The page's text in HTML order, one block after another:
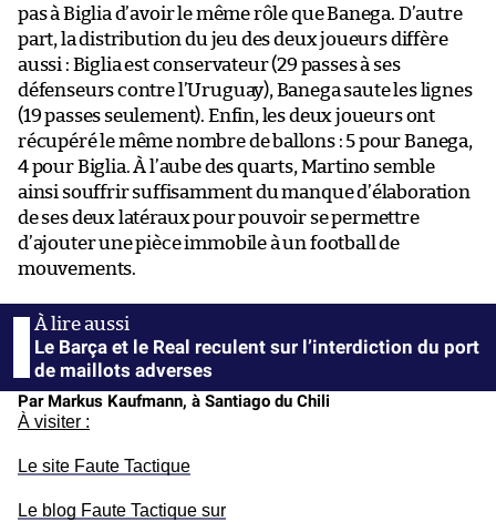
pas à Biglia d’avoir le même rôle que Banega. D’autre
part, la distribution du jeu des deux joueurs diffère
aussi : Biglia est conservateur (29 passes à ses
défenseurs contre l’Uruguay), Banega saute les lignes
(19 passes seulement). Enfin, les deux joueurs ont
récupéré le même nombre de ballons : 5 pour Banega,
4 pour Biglia. À l’aube des quarts, Martino semble
ainsi souffrir suffisamment du manque d’élaboration
de ses deux latéraux pour pouvoir se permettre
d’ajouter une pièce immobile à un football de
mouvements.
Le Barça et le Real reculent sur l’interdiction du port
de maillots adverses
Par Markus Kaufmann, à Santiago du Chili
À visiter :
Le site Faute Tactique
Le blog Faute Tactique sur